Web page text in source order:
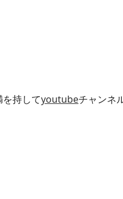
持してyoutubeチャンネ